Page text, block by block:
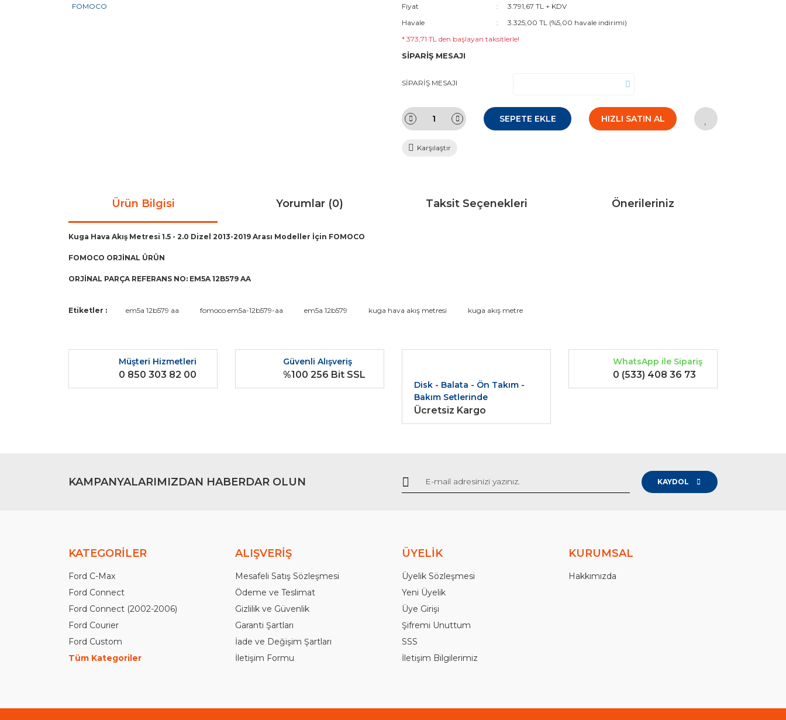
Fiyat
3.791,67 TL + KDV
Havale
3.325,00 TL (%5,00 havale indirimi)
* 373,71 TL den başlayan taksitlerle!
SİPARİŞ MESAJI
SİPARİŞ MESAJI
SEPETE EKLE HIZLI SATIN AL
Karşılaştır
Ürün Bilgisi Yorumlar (0) Taksit Seçenekleri Önerileriniz
Kuga Hava Akış Metresi 1.5 - 2.0 Dizel 2013-2019 Arası Modeller İçin FOMOCO
FOMOCO ORJİNAL ÜRÜN
ORJİNAL PARÇA REFERANS NO: EM5A 12B579 AA
Bu ürünün fiyat bilgisi, resim, ürün açıklamalarında ve diğer konularda yetersiz gördüğünüz noktaları öneri formunu kullanarak tarafımıza iletebilirsiniz.
Ürün resmi kalitesiz, bozuk veya görüntülenemiyor.
Ürün açıklamasında eksik bilgiler bulunuyor.
Gönder
Etiketler : em5a 12b579 aa fomoco em5a-12b579-aa em5a 12b579 kuga hava akış metresi kuga akış metre
Müşteri Hizmetleri
0 850 303 82 00
Güvenli Alışveriş
%100 256 Bit SSL
Disk - Balata - Ön Takım -
Bakım Setlerinde
Ücretsiz Kargo
WhatsApp ile Sipariş
0 (533) 408 36 73
KAMPANYALARIMIZDAN HABERDAR OLUN KAYDOL
KATEGORİLER
Ford C-Max
Ford Connect
Ford Connect (2002-2006)
Ford Courier
Ford Custom
Tüm Kategoriler
ALIŞVERİŞ
Mesafeli Satış Sözleşmesi
Ödeme ve Teslimat
Gizlilik ve Güvenlik
Garanti Şartları
İade ve Değişim Şartları
İletişim Formu
ÜYELİK
Üyelik Sözleşmesi
Yeni Üyelik
Üye Girişi
Şifremi Unuttum
SSS
İletişim Bilgilerimiz
KURUMSAL
Hakkımızda